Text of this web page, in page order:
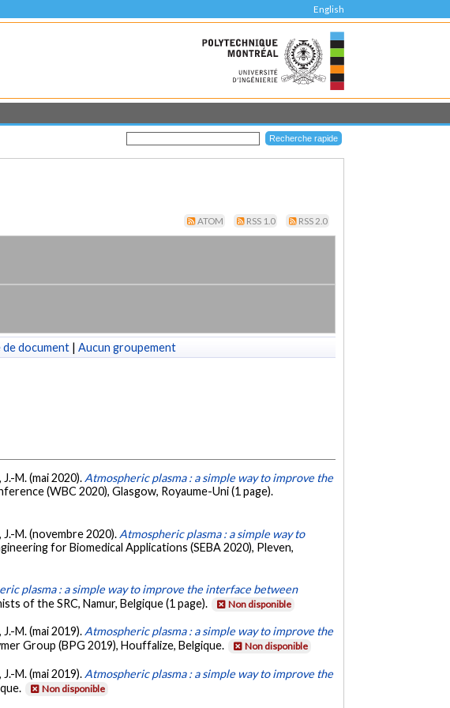
English
ATOM RSS 1.0 RSS 2.0
document | Aucun groupement
M. (mai 2020). Atmospheric plasma : a simple way to improve the
(WBC 2020), Glasgow, Royaume-Uni (1 page).
M. (novembre 2020). Atmospheric plasma : a simple way to
for Biomedical Applications (SEBA 2020), Pleven,
plasma : a simple way to improve the interface between
of the SRC, Namur, Belgique (1 page). Non disponible
M. (mai 2019). Atmospheric plasma : a simple way to improve the
Group (BPG 2019), Houffalize, Belgique. Non disponible
M. (mai 2019). Atmospheric plasma : a simple way to improve the
Non disponible